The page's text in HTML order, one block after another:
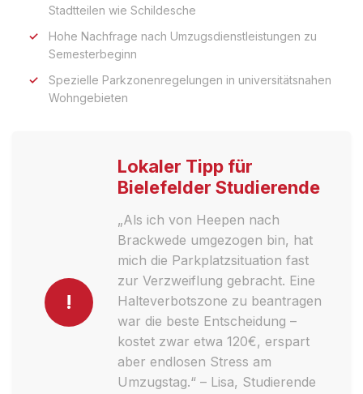
Stadtteilen wie Schildesche
Hohe Nachfrage nach Umzugsdienstleistungen zu
Semesterbeginn
Spezielle Parkzonenregelungen in universitätsnahen
Wohngebieten
!
Lokaler Tipp für
Bielefelder Studierende
„Als ich von Heepen nach
Brackwede umgezogen bin, hat
mich die Parkplatzsituation fast
zur Verzweiflung gebracht. Eine
Halteverbotszone zu beantragen
war die beste Entscheidung –
kostet zwar etwa 120€, erspart
aber endlosen Stress am
Umzugstag.“ – Lisa, Studierende